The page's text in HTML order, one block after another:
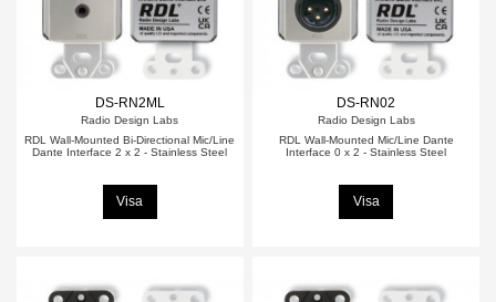
DS-RN2ML
Radio Design Labs
RDL Wall-Mounted Bi-Directional Mic/Line
Dante Interface 2 x 2 - Stainless Steel
Visa
DS-RN02
Radio Design Labs
RDL Wall-Mounted Mic/Line Dante
Interface 0 x 2 - Stainless Steel
Visa